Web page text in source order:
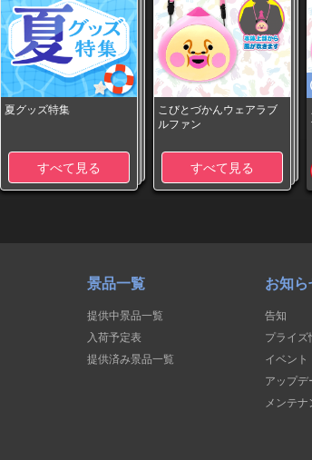
夏グッズ特集
すべて見る
こびとづかんウェアラブ
ルファン
すべて見る
景品一覧
提供中景品一覧
入荷予定表
提供済み景品一覧
お知ら
告知
プライズ
イベント
アップデ
メンテナ